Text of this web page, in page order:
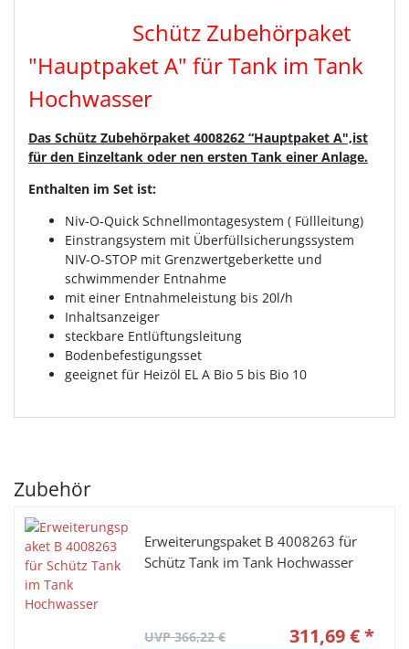
Schütz Zubehörpaket
"Hauptpaket A" für Tank im Tank
Hochwasser
Das Schütz Zubehörpaket 4008262 “Hauptpaket A",ist
für den Einzeltank oder nen ersten Tank einer Anlage.
Enthalten im Set ist:
Niv-O-Quick Schnellmontagesystem ( Füllleitung)
Einstrangsystem mit Überfüllsicherungssystem
NIV-O-STOP mit Grenzwertgeberkette und
schwimmender Entnahme
mit einer Entnahmeleistung bis 20l/h
Inhaltsanzeiger
steckbare Entlüftungsleitung
Bodenbefestigungsset
geeignet für Heizöl EL A Bio 5 bis Bio 10
Zubehör
Erweiterungspaket B 4008263 für
Schütz Tank im Tank Hochwasser
UVP 366,22 € 311,69 € *